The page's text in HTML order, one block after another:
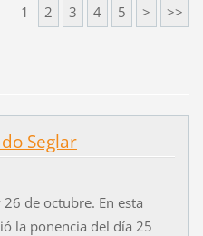
1 2 3 4 5 > >>
Seglar
de octubre. En esta
la ponencia del día 25